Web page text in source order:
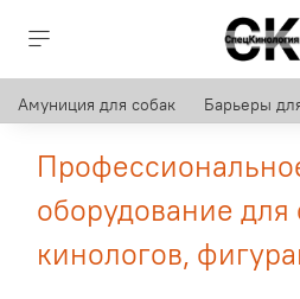
Амуниция для собак Барьеры
оборудование для
кинологов,